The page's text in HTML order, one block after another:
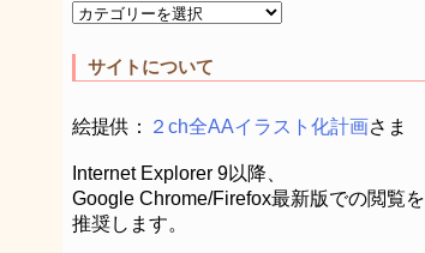
サイトについて
絵提供： ２ch全AAイラスト化計画さま
Internet Explorer 9以降、
Google Chrome/Firefox最新版での閲覧を
推奨します。